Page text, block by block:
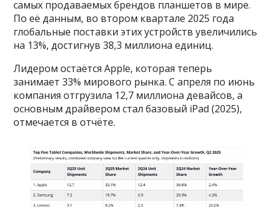
самых продаваемых брендов планшетов в мире.
По её данным, во втором квартале 2025 года
глобальные поставки этих устройств увеличились
на 13%, достигнув 38,3 миллиона единиц.
Лидером остаётся Apple, которая теперь
занимает 33% мирового рынка. С апреля по июнь
компания отгрузила 12,7 миллиона девайсов, а
основным драйвером стал базовый iPad (2025),
отмечается в отчёте.